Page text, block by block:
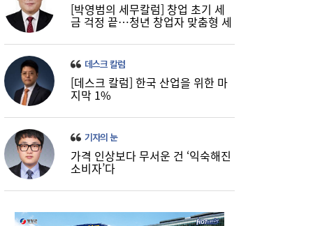
16:21
코스피, 반도체 차익실현에 4%대 급락…코
[박영범의 세무칼럼] 창업 초기 세
금 걱정 끝…청년 창업자 맞춤형 세
데스크 칼럼
[데스크 칼럼] 한국 산업을 위한 마
지막 1%
기자의 눈
가격 인상보다 무서운 건 ‘익숙해진
소비자’다